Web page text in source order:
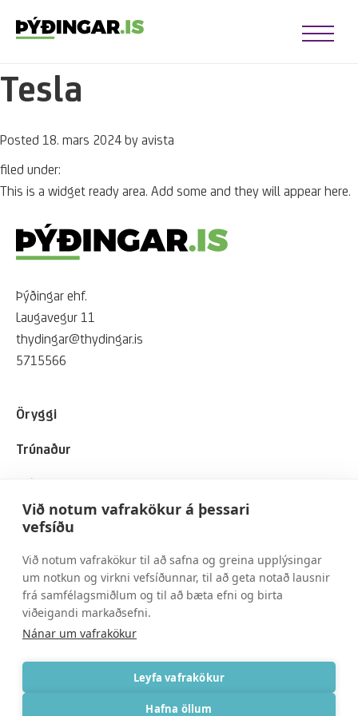
opener
opener
opener
opener
opener
opener
Open
Tesla
Posted 18. mars 2024byavista
filed under:
This is a widget ready area. Add some and they will appear here.
Þýðingar ehf.
Laugavegur 11
thydingar@thydingar.is
5715566
Öryggi
Trúnaður
Viðskiptavinir
Um okkur
Spurt og svarað
Skilmálar
Persónuvernd
Við notum vafrakökur á þessari
vefsíðu
Við notum vafrakökur til að safna og greina upplýsingar
um notkun og virkni vefsíðunnar, til að geta notað lausnir
frá samfélagsmiðlum og til að bæta efni og birta
viðeigandi markaðsefni.
Nánar um vafrakökur
Leyfa vafrakökur
Hafna öllum